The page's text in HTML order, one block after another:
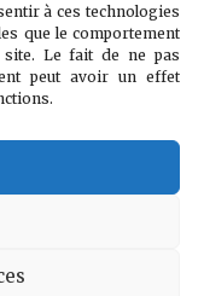
à ces technologies
que le comportement
Le fait de ne pas
peut avoir un effet
Kids